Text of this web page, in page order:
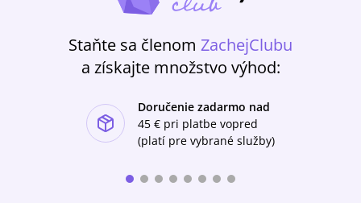
Staňte sa členom ZachejClubu
a získajte množstvo výhod:
Doručenie zadarmo nad
45 € pri platbe vopred
(platí pre vybrané služby)